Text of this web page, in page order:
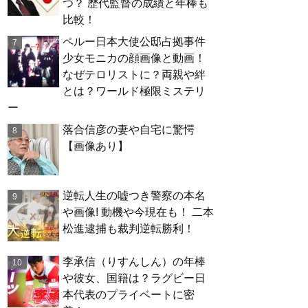
つ？ 歴代監督の成績と年棒も
比較！
ペルー日本大使公邸占拠事件
少女モニカの顔画像と動画！
なぜテロリストに？両親や絆
とは？ワールド極限ミステリ
ー
落合信彦の妻や自宅に驚愕
【画像あり】
逆転人生の嘘つき警察の本名
や画像! 動機や今現在も！ 二本
松進逮捕も裁判逆転勝利！
李承信（りすんしん）の年棒
や彼女、国籍は？ラグビー日
本代表のプライベートに密